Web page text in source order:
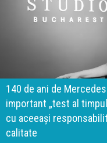
140 de ani de
important „test al
cu aceeași
calitate